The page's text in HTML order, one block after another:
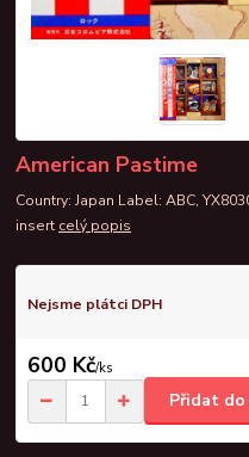
American Pastime
Country: Japan Label: ABC,
insert celý popis
Nejsme plátci DPH
600 Kč/ks
Přidat do